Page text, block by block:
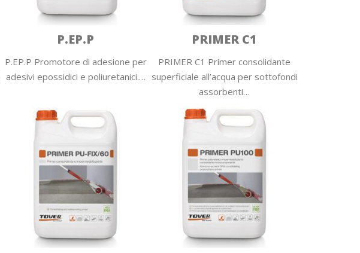
P.EP.P
P.EP.P Promotore di adesione per
adesivi epossidici e poliuretanici.…
PRIMER C1
PRIMER C1 Primer consolidante
superficiale all’acqua per sottofondi
assorbenti…